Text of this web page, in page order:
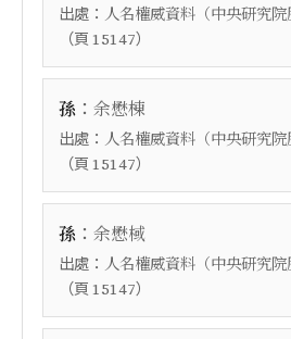
出處： 人名權威資料（中央研究院
（頁 15147）
孫 ： 余懋棟
出處： 人名權威資料（中央研究院
（頁 15147）
孫 ： 余懋棫
出處： 人名權威資料（中央研究院
（頁 15147）